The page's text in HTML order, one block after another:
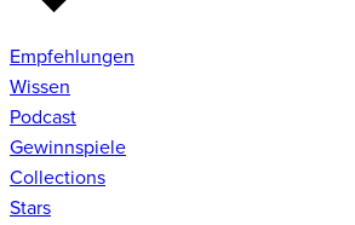
Empfehlungen
Wissen
Podcast
Gewinnspiele
Collections
Stars